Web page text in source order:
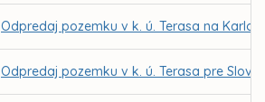
Odpredaj pozemku v k. ú. Terasa na
Odpredaj pozemku v k. ú. Terasa pre